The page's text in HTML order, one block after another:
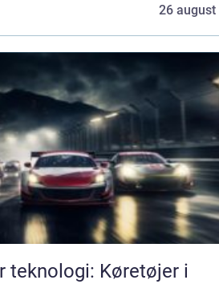
26 august
teknologi: Køretøjer i